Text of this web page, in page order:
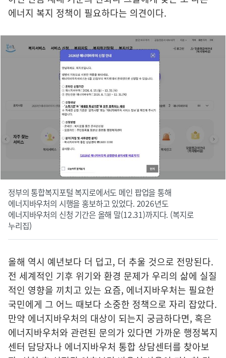
에너지 복지 정책이 필요하다는 의견이다.
정부의 통합복지포털 복지로에서도 메인 팝업을 통해
에너지바우처의 시행을 홍보하고 있었다. 2026년도
에너지바우처의 신청 기간은 올해 말(12.31)까지다. (복지로
누리집)
올해 역시 예년보다 더 덥고, 더 추울 것으로 전망된다.
전 세계적인 기후 위기와 환경 문제가 우리의 삶에 실질
적인 영향을 끼치고 있는 요즘, 에너지바우처는 필요한
국민에게 그 어느 때보다 소중한 정책으로 자리 잡았다.
만약 에너지바우처의 대상이 되는지 궁금하다면, 혹은
에너지바우처와 관련된 문의가 있다면 가까운 행정복지
센터 담당자나 에너지바우처 통합 상담센터를 찾아보